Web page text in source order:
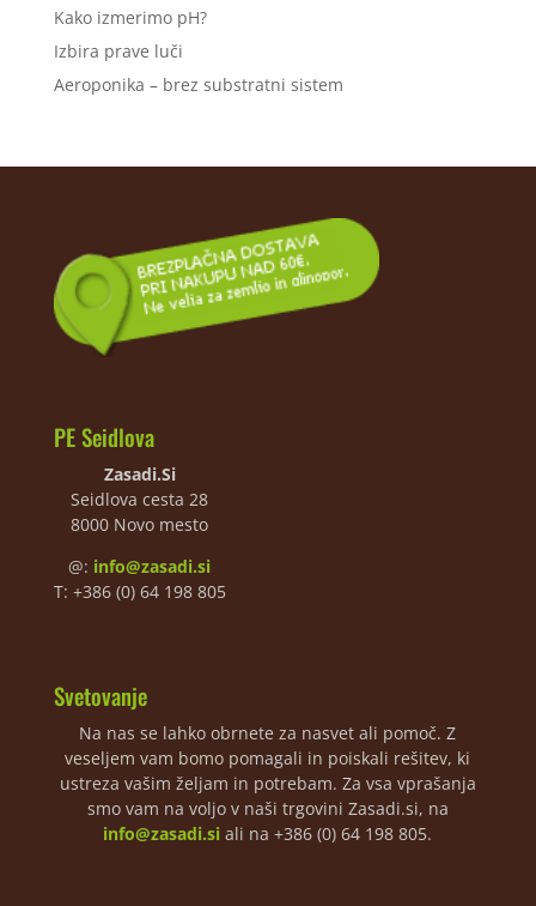
Kako izmerimo pH?
Izbira prave luči
Aeroponika – brez substratni sistem
PE Seidlova
Zasadi.Si
Seidlova cesta 28
8000 Novo mesto
@: info@zasadi.si
T: +386 (0) 64 198 805
Svetovanje
Na nas se lahko obrnete za nasvet ali pomoč. Z
veseljem vam bomo pomagali in poiskali rešitev, ki
ustreza vašim željam in potrebam. Za vsa vprašanja
smo vam na voljo v naši trgovini Zasadi.si, na
info@zasadi.si ali na +386 (0) 64 198 805.